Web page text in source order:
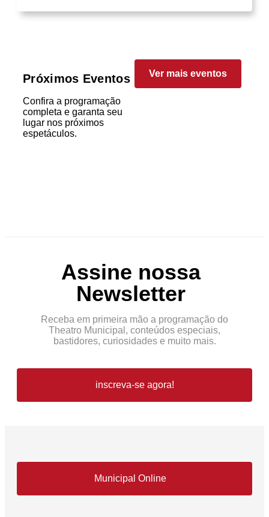
Próximos Eventos
Confira a programação
completa e garanta seu
lugar nos próximos
espetáculos.
Ver mais eventos
Assine nossa
Newsletter
Receba em primeira mão a programação do
Theatro Municipal, conteúdos especiais,
bastidores, curiosidades e muito mais.
inscreva-se agora!
Municipal Online